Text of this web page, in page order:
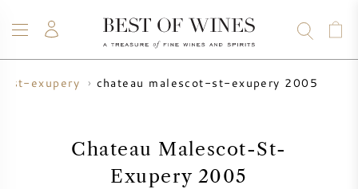
VIN
TOUS LES VINS
CHAMPAGNE
TOUS LES CHAMPAGNES
WHISKY
RHUM
SPIRITUEUX
VENTE
VENTE DE VIN
BLOG
À PROPOS
st-exupery chateau malescot-st-exupery 2005
Chateau Malescot-St-
Exupery 2005